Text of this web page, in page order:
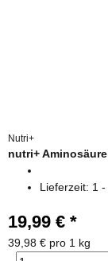
Nutri+
nutri+
Lieferzeit: 1
19,99 € *
39,98 € pro 1 kg